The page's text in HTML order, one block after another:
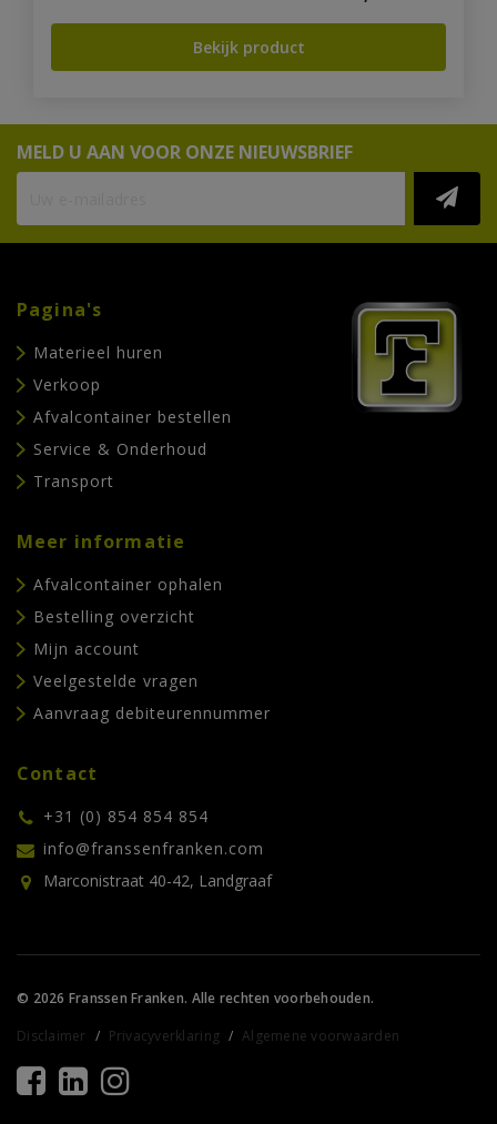
Bekijk product
MELD U AAN VOOR ONZE NIEUWSBRIEF
Pagina's
Materieel huren
Verkoop
Afvalcontainer bestellen
Service & Onderhoud
Transport
Meer informatie
Afvalcontainer ophalen
Bestelling overzicht
Mijn account
Veelgestelde vragen
Aanvraag debiteurennummer
Contact
+31 (0) 854 854 854
info@franssenfranken.com
Marconistraat 40-42, Landgraaf
© 2026 Franssen Franken. Alle rechten voorbehouden.
Disclaimer
Privacyverklaring Algemene voorwaarden